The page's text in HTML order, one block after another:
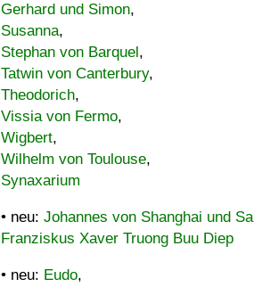
Gerhard und Simon,
Susanna,
Stephan von Barquel,
Tatwin von Canterbury,
Theodorich,
Vissia von Fermo,
Wigbert,
Wilhelm von Toulouse,
Synaxarium
• neu: Johannes von Shanghai und
Franziskus Xaver Truong Buu Diep
• neu: Eudo,